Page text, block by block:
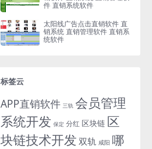
件 直销系统软件
太阳线广告点击直销软件 直
销系统 直销管理软件 直销系
统软件
标签云
APP直销软件 三轨 会员管理
系统开发 保定 分红 区块链 区
块链技术开发 双轨 咸阳 哪